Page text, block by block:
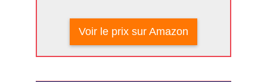
Voir le prix sur Amazon